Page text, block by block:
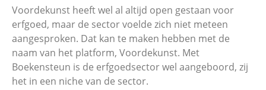
Voordekunst heeft wel al altijd open gestaan voor
erfgoed, maar de sector voelde zich niet meteen
aangesproken. Dat kan te maken hebben met de
naam van het platform, Voordekunst. Met
Boekensteun is de erfgoedsector wel aangeboord, zij
het in een niche van de sector.